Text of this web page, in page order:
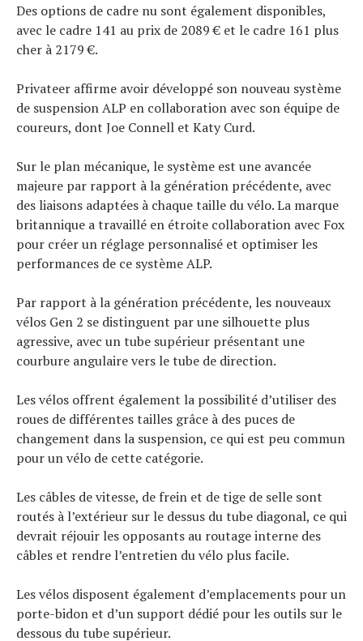
Des options de cadre nu sont également disponibles,
avec le cadre 141 au prix de 2089 € et le cadre 161 plus
cher à 2179 €.
Privateer affirme avoir développé son nouveau système
de suspension ALP en collaboration avec son équipe de
coureurs, dont Joe Connell et Katy Curd.
Sur le plan mécanique, le système est une avancée
majeure par rapport à la génération précédente, avec
des liaisons adaptées à chaque taille du vélo. La marque
britannique a travaillé en étroite collaboration avec Fox
pour créer un réglage personnalisé et optimiser les
performances de ce système ALP.
Par rapport à la génération précédente, les nouveaux
vélos Gen 2 se distinguent par une silhouette plus
agressive, avec un tube supérieur présentant une
courbure angulaire vers le tube de direction.
Les vélos offrent également la possibilité d’utiliser des
roues de différentes tailles grâce à des puces de
changement dans la suspension, ce qui est peu commun
pour un vélo de cette catégorie.
Les câbles de vitesse, de frein et de tige de selle sont
routés à l’extérieur sur le dessus du tube diagonal, ce qui
devrait réjouir les opposants au routage interne des
câbles et rendre l’entretien du vélo plus facile.
Les vélos disposent également d’emplacements pour un
porte-bidon et d’un support dédié pour les outils sur le
dessous du tube supérieur.